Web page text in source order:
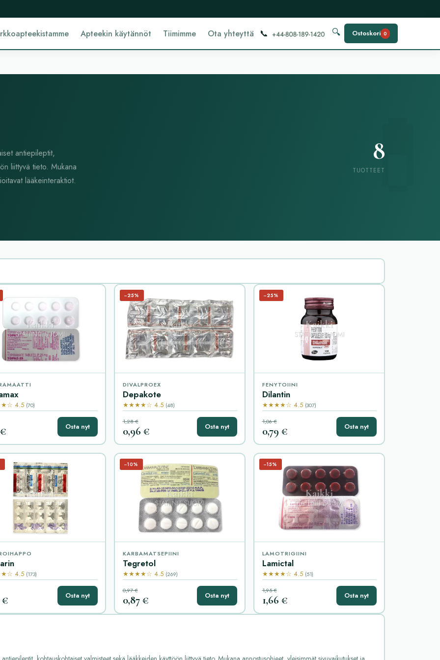
Apteekin käytännöt Tiimimme Ota yhteyttä 📞 🔍 Ostoskori 0
antiepileptit,
liittyvä tieto. Mukana
lääkeinteraktiot.
8
TUOTTEET
4.5 (70)
Osta nyt
−25%
DIVALPROEX
Depakote
★★★★☆ 4.5 (48)
1,28 €
0,96 € Osta nyt
−25%
FENYTOIINI
Dilantin
★★★★☆ 4.5 (307)
1,06 €
0,79 € Osta nyt
4.5 (173)
€ Osta nyt
−10%
KARBAMATSEPIINI
Tegretol
★★★★☆ 4.5 (269)
0,97 €
0,87 € Osta nyt
−15%
LAMOTRIGIINI
Lamictal
★★★★☆ 4.5 (51)
1,95 €
1,66 € Osta nyt